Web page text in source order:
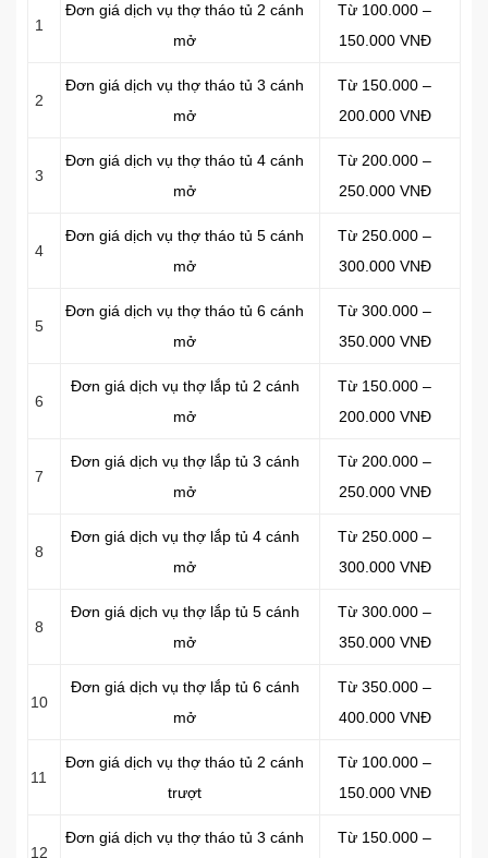
1
Đơn giá dịch vụ thợ tháo tủ 2 cánh
mở
Từ 100.000 –
150.000 VNĐ
2
Đơn giá dịch vụ thợ tháo tủ 3 cánh
mở
Từ 150.000 –
200.000 VNĐ
3
Đơn giá dịch vụ thợ tháo tủ 4 cánh
mở
Từ 200.000 –
250.000 VNĐ
4
Đơn giá dịch vụ thợ tháo tủ 5 cánh
mở
Từ 250.000 –
300.000 VNĐ
5
Đơn giá dịch vụ thợ tháo tủ 6 cánh
mở
Từ 300.000 –
350.000 VNĐ
6
Đơn giá dịch vụ thợ lắp tủ 2 cánh
mở
Từ 150.000 –
200.000 VNĐ
7
Đơn giá dịch vụ thợ lắp tủ 3 cánh
mở
Từ 200.000 –
250.000 VNĐ
8
Đơn giá dịch vụ thợ lắp tủ 4 cánh
mở
Từ 250.000 –
300.000 VNĐ
8
Đơn giá dịch vụ thợ lắp tủ 5 cánh
mở
Từ 300.000 –
350.000 VNĐ
10
Đơn giá dịch vụ thợ lắp tủ 6 cánh
mở
Từ 350.000 –
400.000 VNĐ
11
Đơn giá dịch vụ thợ tháo tủ 2 cánh
trượt
Từ 100.000 –
150.000 VNĐ
12
Đơn giá dịch vụ thợ tháo tủ 3 cánh Từ 150.000 –